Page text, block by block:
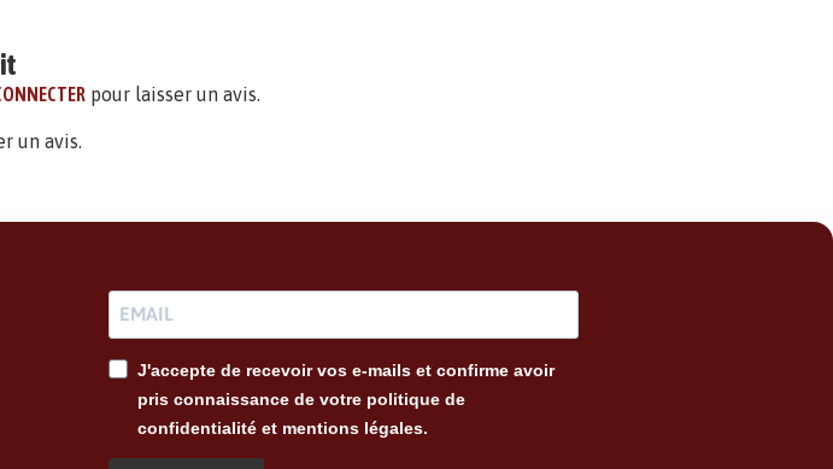
pour laisser un avis.
un avis.
J'accepte de recevoir vos e-mails et confirme avoir
pris connaissance de votre politique de
confidentialité et mentions légales.